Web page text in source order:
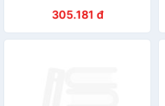
305.181 đ